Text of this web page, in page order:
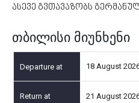
ასევე გვთავაზობს
თბილისი მიუნხენი
18 August
21 August